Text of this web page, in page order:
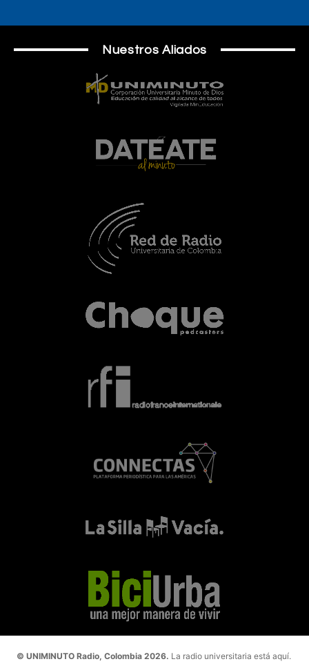
Nuestros Aliados
© UNIMINUTO Radio, Colombia 2026. La radio universitaria está aquí.